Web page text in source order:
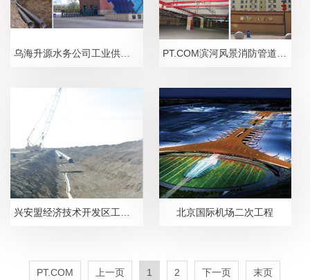
乌海升源水务公司工业供水项目 PT.COM滨河风景消防管道工程
兴安盟经济技术开发区工业供水工程管线 北京国际机场二次工程
PT.COM 上一页 1 2 下一页 末页